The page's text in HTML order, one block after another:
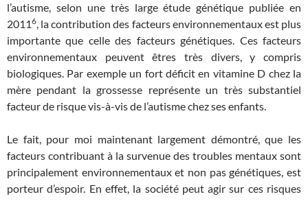
l’autisme, selon une très large étude génétique publiée en
20116, la contribution des facteurs environnementaux est plus
importante que celle des facteurs génétiques. Ces facteurs
environnementaux peuvent êtres très divers, y compris
biologiques. Par exemple un fort déficit en vitamine D chez la
mère pendant la grossesse représente un très substantiel
facteur de risque vis-à-vis de l’autisme chez ses enfants.
Le fait, pour moi maintenant largement démontré, que les
facteurs contribuant à la survenue des troubles mentaux sont
principalement environnementaux et non pas génétiques, est
porteur d’espoir. En effet, la société peut agir sur ces risques